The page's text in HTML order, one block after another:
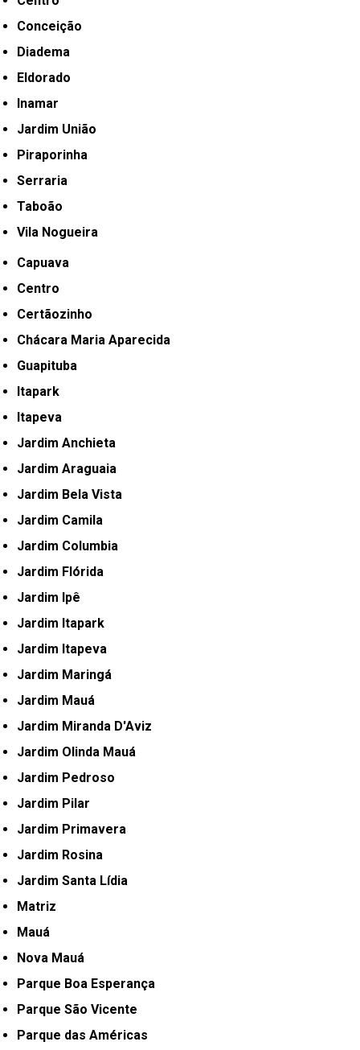
Conceição
Diadema
Eldorado
Inamar
Jardim União
Piraporinha
Serraria
Taboão
Vila Nogueira
Capuava
Centro
Certãozinho
Chácara Maria Aparecida
Guapituba
Itapark
Itapeva
Jardim Anchieta
Jardim Araguaia
Jardim Bela Vista
Jardim Camila
Jardim Columbia
Jardim Flórida
Jardim Ipê
Jardim Itapark
Jardim Itapeva
Jardim Maringá
Jardim Mauá
Jardim Miranda D'Aviz
Jardim Olinda Mauá
Jardim Pedroso
Jardim Pilar
Jardim Primavera
Jardim Rosina
Jardim Santa Lídia
Matriz
Mauá
Nova Mauá
Parque Boa Esperança
Parque São Vicente
Parque das Américas